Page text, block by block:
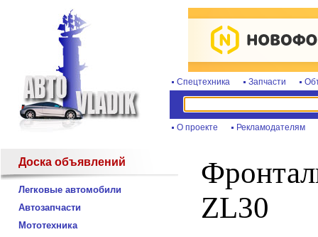
Спецтехника Запчасти
О проекте Рекламодателям
Доска объявлений
Легковые автомобили
Автозапчасти
Мототехника
ZL30